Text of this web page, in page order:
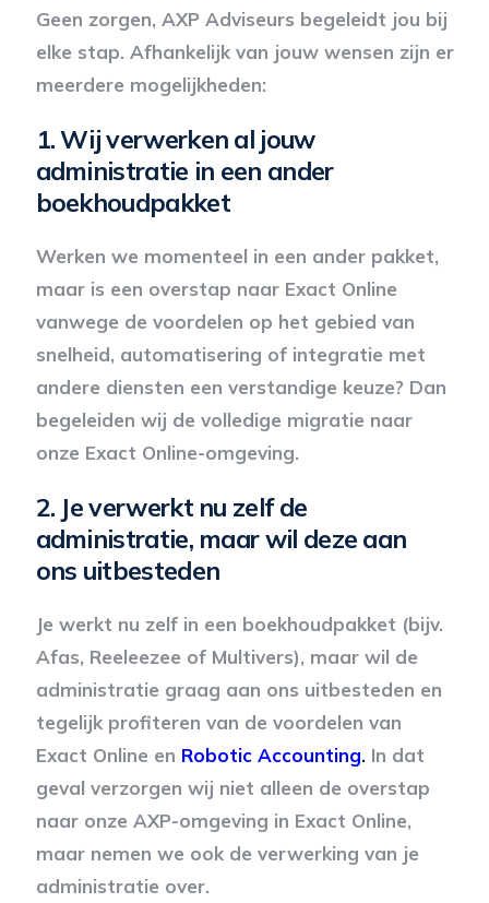
Geen zorgen, AXP Adviseurs begeleidt jou bij
elke stap. Afhankelijk van jouw wensen zijn er
meerdere mogelijkheden:
1.Wij verwerken al jouw
administratie in een ander
boekhoudpakket
Werken we momenteel in een ander pakket,
maar is een overstap naar Exact Online
vanwege de voordelen op het gebied van
snelheid, automatisering of integratie met
andere diensten een verstandige keuze? Dan
begeleiden wij de volledige migratie naar
onze Exact Online-omgeving.
2. Je verwerkt nu zelf de
administratie, maar wil deze aan
ons uitbesteden
Je werkt nu zelf in een boekhoudpakket (bijv.
Afas, Reeleezee of Multivers), maar wil de
administratie graag aan ons uitbesteden en
tegelijk profiteren van de voordelen van
Exact Online en Robotic Accounting.In dat
geval verzorgen wij niet alleen de overstap
naar onze AXP-omgeving in Exact Online,
maar nemen we ook de verwerking van je
administratie over.